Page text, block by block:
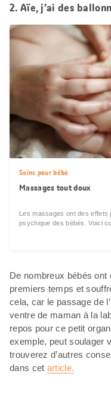
2. Aïe, j’ai des
Soins pour bébé
Massages tout doux
Les massages ont des
psychique des bébés. Voici
De nombreux bébés ont
premiers temps et
cela, car le passage de
ventre de maman à la
repos pour ce petit
exemple, peut soulager
trouverez d’autres
dans cet article.